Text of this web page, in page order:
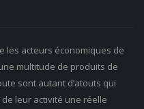
les acteurs économiques de
multitude de produits de
sont autant d’atouts qui
leur activité une réelle